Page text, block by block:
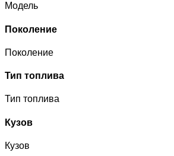
Модель
Поколение
Поколение
Тип топлива
Тип топлива
Кузов
Кузов